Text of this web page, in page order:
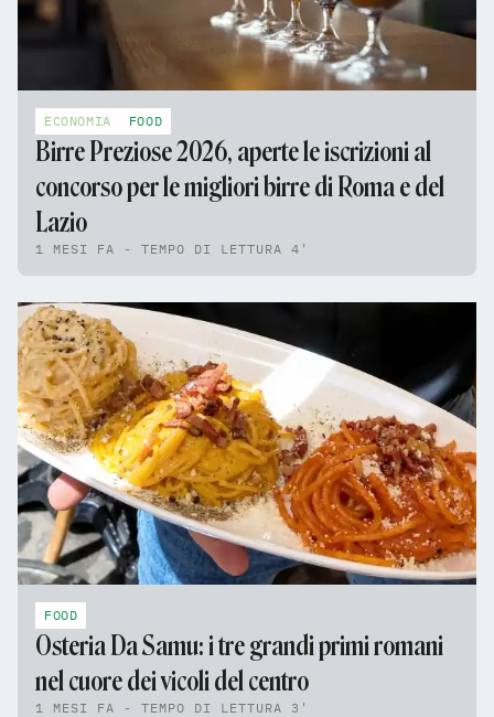
ECONOMIA FOOD
Birre Preziose 2026, aperte le iscrizioni al
concorso per le migliori birre di Roma e del
Lazio
1 MESI FA - TEMPO DI LETTURA 4'
FOOD
Osteria Da Samu: i tre grandi primi romani
nel cuore dei vicoli del centro
1 MESI FA - TEMPO DI LETTURA 3'